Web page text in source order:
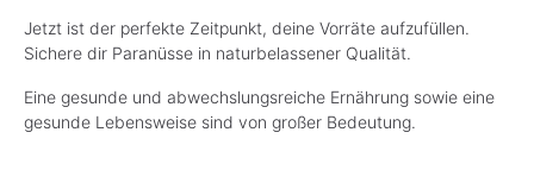
Jetzt ist der perfekte Zeitpunkt, deine Vorräte aufzufüllen.
Sichere dir Paranüsse in naturbelassener Qualität.
Eine gesunde und abwechslungsreiche Ernährung sowie eine
gesunde Lebensweise sind von großer Bedeutung.